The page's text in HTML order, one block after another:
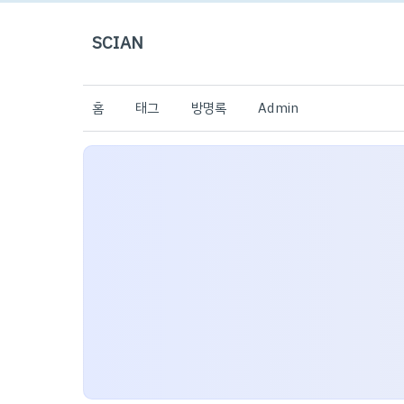
SCIAN
홈 태그 방명록 Admin